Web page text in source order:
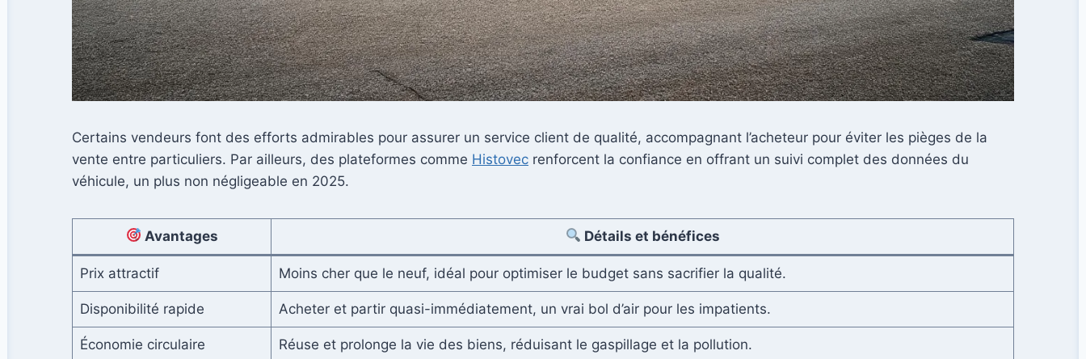
Certains vendeurs font des efforts admirables pour assurer un service client de qualité, accompagnant l’acheteur pour éviter les pièges de la
vente entre particuliers. Par ailleurs, des plateformes comme Histovec renforcent la confiance en offrant un suivi complet des données du
véhicule, un plus non négligeable en 2025.
Avantages Détails et bénéfices
Prix attractif Moins cher que le neuf, idéal pour optimiser le budget sans sacrifier la qualité.
Disponibilité rapide Acheter et partir quasi-immédiatement, un vrai bol d’air pour les impatients.
Économie circulaire Réuse et prolonge la vie des biens, réduisant le gaspillage et la pollution.